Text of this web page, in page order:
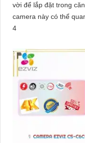
vời để lắp đặt trong căn hộ. Với khả năng xoay
camera này có thể quan sát
4